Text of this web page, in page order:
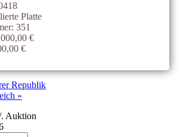
Platte
351
€
€
Republik
»
. Auktion